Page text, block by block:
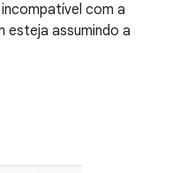
com a
esteja assumindo a